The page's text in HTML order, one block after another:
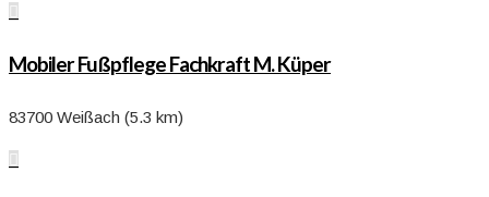

Mobiler Fußpflege Fachkraft M. Küper
83700 Weißach (5.3 km)
